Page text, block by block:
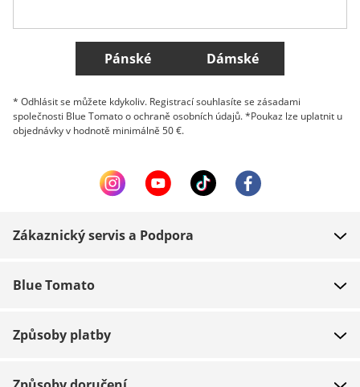
Všechny země
Pánské Dámské
* Odhlásit se můžete kdykoliv. Registrací souhlasíte se zásadami
společnosti Blue Tomato o ochraně osobních údajů. *Poukaz lze uplatnit u
objednávky v hodnotě minimálně 50 €.
Zákaznický servis a Podpora
Platba
Navrácení zboží
Blue Tomato
Práce
Způsoby platby